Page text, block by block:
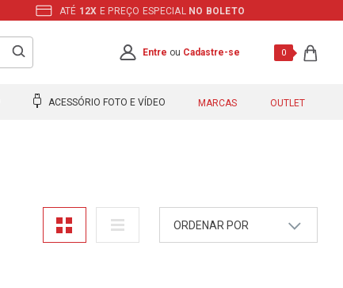
ATÉ 12X E PREÇO ESPECIAL NO BOLETO
Entre ou Cadastre-se 0
ACESSÓRIO FOTO E VÍDEO MARCAS OUTLET
ORDENAR POR